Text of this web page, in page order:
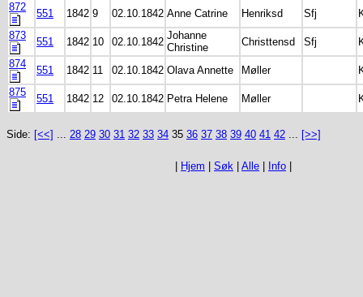
872
551 1842 9 02.10.1842 Anne Catrine Henriksd Sfj
873
551 1842 10 02.10.1842
Johanne
Christine
Christtensd Sfj
874
551 1842 11 02.10.1842 Olava Annette Møller
875
551 1842 12 02.10.1842 Petra Helene Møller
Side: [<<] ... 28 29 30 31 32 33 34 35 36 37 38 39 40 41 42 ... [>>]
Hjem Søk Alle Info